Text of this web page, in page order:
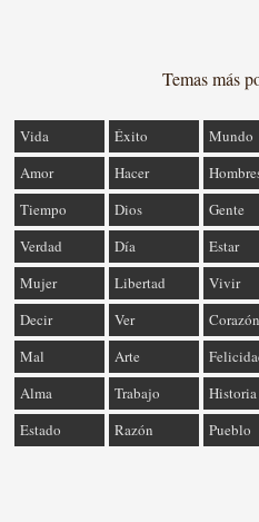
Temas más
Vida Éxito Mundo
Amor
Hacer
Tiempo
Dios Gente
Verdad
Día Estar
Mujer
Libertad Vivir
Decir
Ver Corazón
Mal
Arte
Alma
Trabajo Historia
Estado
Razón Pueblo